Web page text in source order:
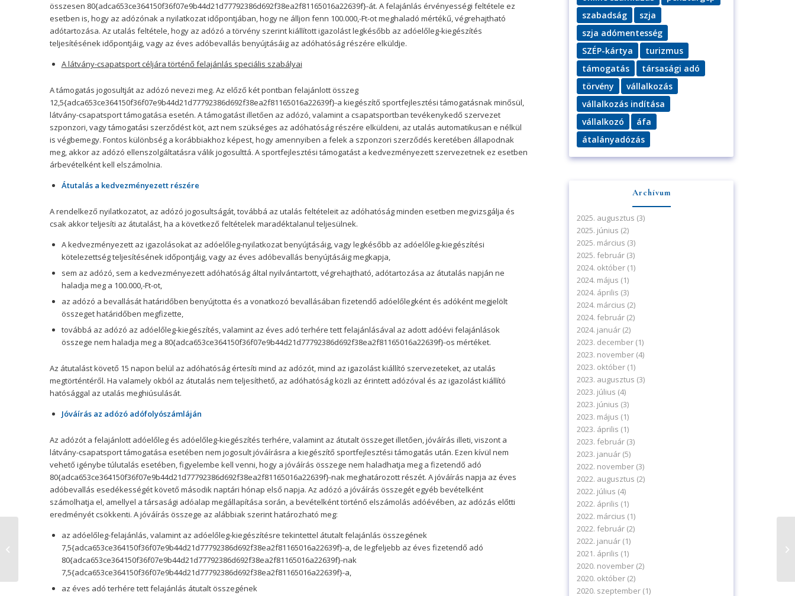
összesen 80{adca653ce364150f36f07e9b44d21d77792386d692f38ea2f81165016a22639f}-át. A felajánlás érvényességi feltétele ez
esetben is, hogy az adózónak a nyilatkozat időpontjában, hogy ne álljon fenn 100.000,-Ft-ot meghaladó mértékű, végrehajtható
adótartozása. Az utalás feltétele, hogy az adózó a törvény szerint kiállított igazolást legkésőbb az adóelőleg-kiegészítés
teljesítésének időpontjáig, vagy az éves adóbevallás benyújtásáig az adóhatóság részére elküldje.
A látvány-csapatsport céljára történő felajánlás speciális szabályai
A támogatás jogosultját az adózó nevezi meg. Az előző két pontban felajánlott összeg
12,5{adca653ce364150f36f07e9b44d21d77792386d692f38ea2f81165016a22639f}-a kiegészítő sportfejlesztési támogatásnak minősül,
látvány-csapatsport támogatása esetén. A támogatást illetően az adózó, valamint a csapatsportban tevékenykedő szervezet
szponzori, vagy támogatási szerződést köt, azt nem szükséges az adóhatóság részére elküldeni, az utalás automatikusan e nélkül
is végbemegy. Fontos különbség a korábbiakhoz képest, hogy amennyiben a felek a szponzori szerződés keretében állapodnak
meg, akkor az adózó ellenszolgáltatásra válik jogosulttá. A sportfejlesztési támogatást a kedvezményezett szervezetnek ez esetben
árbevételként kell elszámolnia.
Átutalás a kedvezményezett részére
A rendelkező nyilatkozatot, az adózó jogosultságát, továbbá az utalás feltételeit az adóhatóság minden esetben megvizsgálja és
csak akkor teljesíti az átutalást, ha a következő feltételek maradéktalanul teljesülnek.
A kedvezményezett az igazolásokat az adóelőleg-nyilatkozat benyújtásáig, vagy legkésőbb az adóelőleg-kiegészítési
kötelezettség teljesítésének időpontjáig, vagy az éves adóbevallás benyújtásáig megkapja,
sem az adózó, sem a kedvezményezett adóhatóság által nyilvántartott, végrehajtható, adótartozása az átutalás napján ne
haladja meg a 100.000,-Ft-ot,
az adózó a bevallását határidőben benyújtotta és a vonatkozó bevallásában fizetendő adóelőlegként és adóként megjelölt
összeget határidőben megfizette,
továbbá az adózó az adóelőleg-kiegészítés, valamint az éves adó terhére tett felajánlásával az adott adóévi felajánlások
összege nem haladja meg a 80{adca653ce364150f36f07e9b44d21d77792386d692f38ea2f81165016a22639f}-os mértéket.
Az átutalást követő 15 napon belül az adóhatóság értesíti mind az adózót, mind az igazolást kiállító szervezeteket, az utalás
megtörténtéről. Ha valamely okból az átutalás nem teljesíthető, az adóhatóság közli az érintett adózóval és az igazolást kiállító
hatósággal az utalás meghiúsulását.
Jóváírás az adózó adófolyószámláján
Az adózót a felajánlott adóelőleg és adóelőleg-kiegészítés terhére, valamint az átutalt összeget illetően, jóváírás illeti, viszont a
látvány-csapatsport támogatása esetében nem jogosult jóváírásra a kiegészítő sportfejlesztési támogatás után. Ezen kívül nem
vehető igénybe túlutalás esetében, figyelembe kell venni, hogy a jóváírás összege nem haladhatja meg a fizetendő adó
80{adca653ce364150f36f07e9b44d21d77792386d692f38ea2f81165016a22639f}-nak meghatározott részét. A jóváírás napja az éves
adóbevallás esedékességét követő második naptári hónap első napja. Az adózó a jóváírás összegét egyéb bevételként
számolhatja el, amellyel a társasági adóalap megállapítása során, a bevételként történő elszámolás adóévében, az adózás előtti
eredményét csökkenti. A jóváírás összege az alábbiak szerint határozható meg:
az adóelőleg-felajánlás, valamint az adóelőleg-kiegészítésre tekintettel átutalt felajánlás összegének
7,5{adca653ce364150f36f07e9b44d21d77792386d692f38ea2f81165016a22639f}-a, de legfeljebb az éves fizetendő adó
80{adca653ce364150f36f07e9b44d21d77792386d692f38ea2f81165016a22639f}-nak
7,5{adca653ce364150f36f07e9b44d21d77792386d692f38ea2f81165016a22639f}-a,
az éves adó terhére tett felajánlás átutalt összegének
szabadság
szja
szja adómentesség
SZÉP-kártya
turizmus
támogatás
társasági adó
törvény
vállalkozás
vállalkozás indítása
vállalkozó
áfa
átalányadózás
Archívum
2025. augusztus (3)
2025. június (2)
2025. március (3)
2025. február(3)
2024. október(1)
2024. május (1)
2024. április (3)
2024. március (2)
2024. február(2)
2024. január(2)
2023. december(1)
2023. november(4)
2023. október(1)
2023. augusztus (3)
2023. július (4)
2023. június (3)
2023. május (1)
2023. április (1)
2023. február(3)
2023. január(5)
2022. november(3)
2022. augusztus (2)
2022. július (4)
2022. április (1)
2022. március (1)
2022. február(2)
2022. január(1)
2021. április (1)
2020. november(2)
2020. október(2)
2020. szeptember(1)
Karácsonyi akció a D.A.S.
Könyvelésnél! Spóroljon velünk
Iratkozzon fel hírlevelünkre!
A feliratkozással elfogadja az adatvédelmi tájékoztatónkat.